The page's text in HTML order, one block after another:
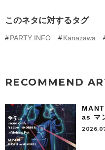
このネタに対するタグ
PARTY INFO Kanazawa
RECOMMEND
as マ